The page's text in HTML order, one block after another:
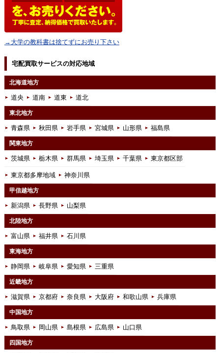
→大学の教科書は捨てずにお売り下さい
宅配買取サービスの対応地域
北海道地方
道央 道南 道東 道北
東北地方
青森県 秋田県 岩手県 宮城県 山形県 福島県
関東地方
茨城県 栃木県 群馬県 埼玉県 千葉県 東京都区部
東京都多摩地域 神奈川県
甲信越地方
新潟県 長野県 山梨県
北陸地方
富山県 福井県 石川県
東海地方
静岡県 岐阜県 愛知県 三重県
近畿地方
滋賀県 京都府 奈良県 大阪府 和歌山県 兵庫県
中国地方
鳥取県 岡山県 島根県 広島県 山口県
四国地方